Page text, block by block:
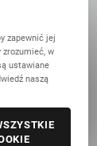
zdjęć
zapewnić jej
zrozumieć, w
ustawiane
naszą